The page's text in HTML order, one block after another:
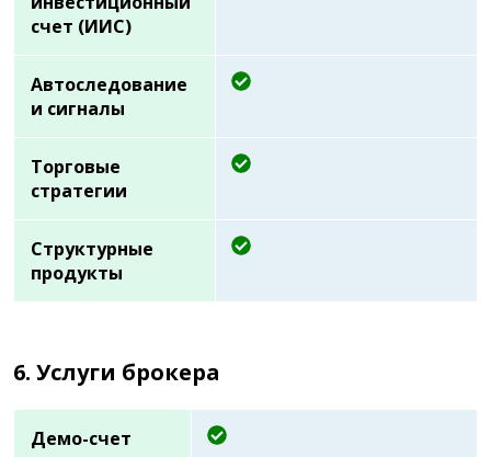
счет (ИИС)
Автоследование
и сигналы
Торговые
стратегии
Структурные
продукты
6. Услуги брокера
Демо-счет